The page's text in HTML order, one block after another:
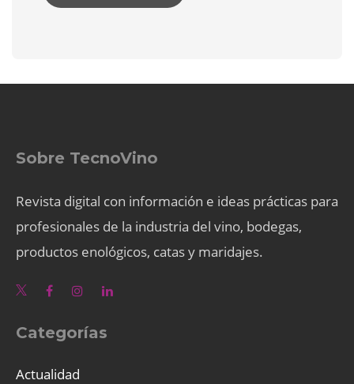
Sobre TecnoVino
Revista digital con información e ideas prácticas para
profesionales de la industria del vino, bodegas,
productos enológicos, catas y maridajes.
Categorías
Actualidad